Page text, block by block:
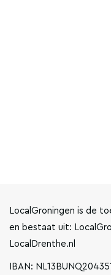
LocalGroningen is de
en bestaat uit:
LocalDrenthe.nl
IBAN: